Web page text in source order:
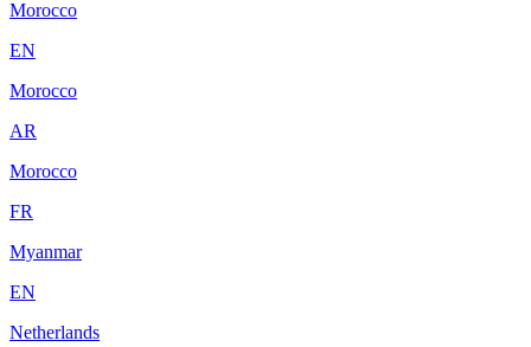
Morocco
EN
Morocco
AR
Morocco
FR
Myanmar
EN
Netherlands